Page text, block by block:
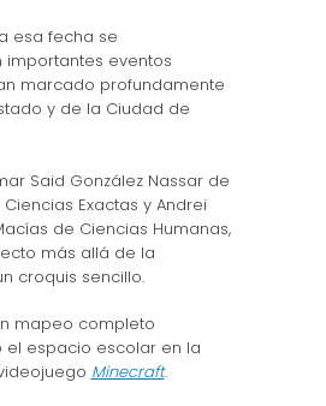
esa fecha se
eventos
marcado profundamente
y de la Ciudad de
Said González Nassar de
Exactas y Andrei
de Ciencias Humanas,
más allá de la
croquis sencillo.
mapeo completo
el espacio escolar en la
Minecraft.